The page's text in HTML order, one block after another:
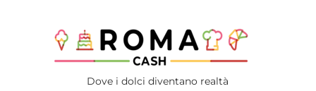
Dove i dolci diventano realtà